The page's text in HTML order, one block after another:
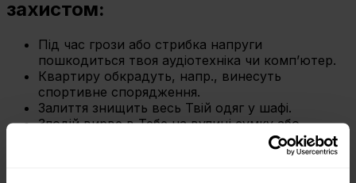
захистом:
Під час грози або стрибка напруги
пошкодиться твоя аудіотехніка чи комп’ютер.
Квартиру обкрадуть, напр., винесуть
спортивне спорядження.
Залиття знищить весь Твій одяг у шафі.
Злодій вирве в Тебе на вулиці сумку або